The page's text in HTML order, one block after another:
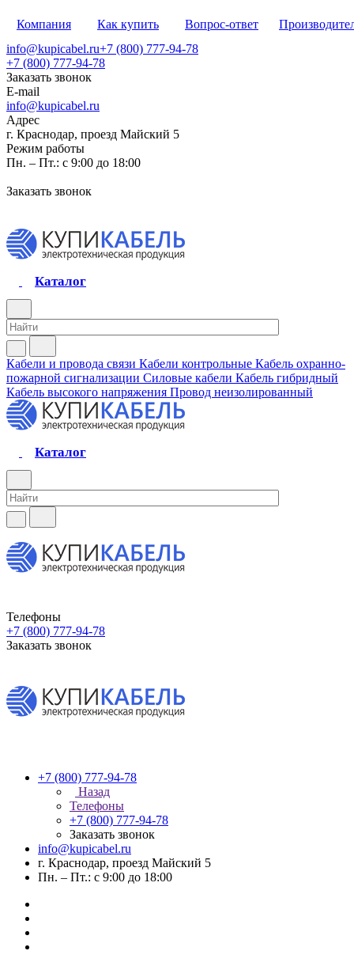
Компания Как купить Вопрос-ответ
info@kupicabel.ru+7 (800) 777-94-78
+7 (800) 777-94-78
Заказать звонок
E-mail
info@kupicabel.ru
Адрес
г. Краснодар, проезд Майский 5
Режим работы
Пн. – Пт.: с 9:00 до 18:00
Заказать звонок
Каталог
Кабели и провода связи Кабели контрольные Кабель охранно-
пожарной сигнализации Силовые кабели Кабель гибридный
Кабель высокого напряжения Провод неизолированный
Каталог
Телефоны
+7 (800) 777-94-78
Заказать звонок
+7 (800) 777-94-78
Назад
Телефоны
+7 (800) 777-94-78
Заказать звонок
info@kupicabel.ru
г. Краснодар, проезд Майский 5
Пн. – Пт.: с 9:00 до 18:00